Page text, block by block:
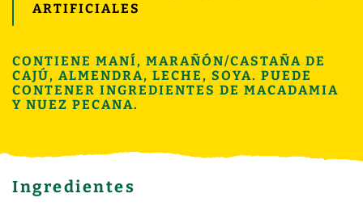
ARTIFICIALES
CONTIENE MANÍ, MARAÑÓN/CASTAÑA DE
CAJÚ, ALMENDRA, LECHE, SOYA. PUEDE
CONTENER INGREDIENTES DE MACADAMIA
Y NUEZ PECANA.
Ingredientes